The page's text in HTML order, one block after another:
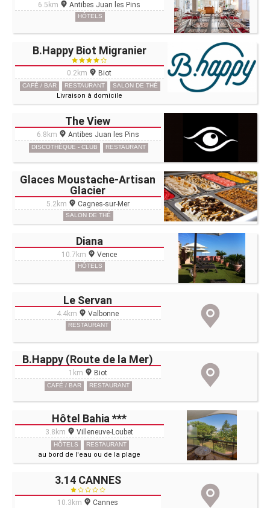
6.5km Antibes Juan les Pins
HÔTELS
B.Happy Biot Migranier
0.2km Biot
CAFÉ / BAR RESTAURANT SALON DE THÉ
Livraison à domicile
The View
6.8km Antibes Juan les Pins
DISCOTHÈQUE - CLUB RESTAURANT
Glaces Moustache-Artisan
Glacier
5.2km Cagnes-sur-Mer
SALON DE THÉ
Diana
10.7km Vence
HÔTELS
Le Servan
4.4km Valbonne
RESTAURANT
B.Happy (Route de la Mer)
1km Biot
CAFÉ / BAR RESTAURANT
Hôtel Bahia ***
3.8km Villeneuve-Loubet
HÔTELS RESTAURANT
au bord de l'eau ou de la plage
3.14 CANNES
10.3km Cannes